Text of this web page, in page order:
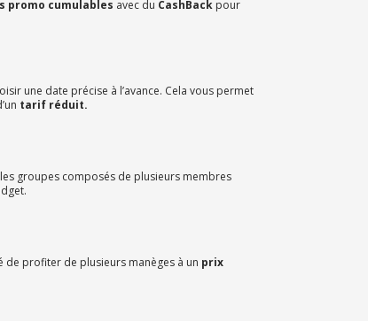
promo cumulables avec du CashBack pour
une date précise à l’avance. Cela vous permet
tarif réduit.
groupes composés de plusieurs membres
de profiter de plusieurs manèges à un prix